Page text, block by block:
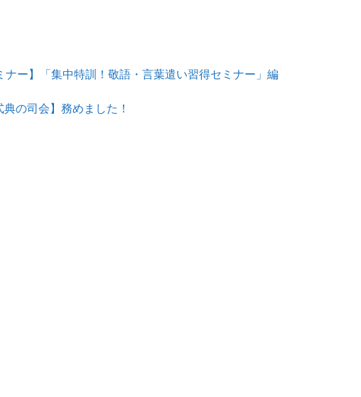
ナー】「集中特訓！敬語・言葉遣い習得セミナー」編
の司会】務めました！